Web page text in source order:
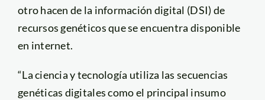
otro hacen de la información digital (DSI) de
recursos genéticos que se encuentra disponible
en internet.
“La ciencia y tecnología utiliza las secuencias
genéticas digitales como el principal insumo